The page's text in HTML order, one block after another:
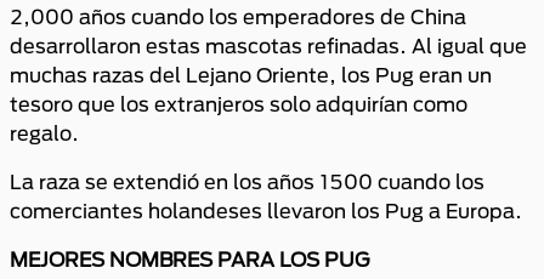
2,000 años cuando los emperadores de China
desarrollaron estas mascotas refinadas. Al igual que
muchas razas del Lejano Oriente, los Pug eran un
tesoro que los extranjeros solo adquirían como
regalo.
La raza se extendió en los años 1500 cuando los
comerciantes holandeses llevaron los Pug a Europa.
MEJORES NOMBRES PARA LOS PUG